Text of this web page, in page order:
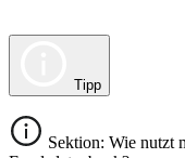
Tipp
Sektion: Wie nutzt